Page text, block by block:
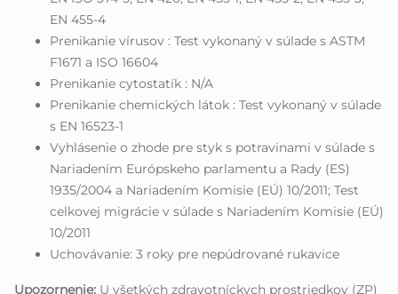
EN 455-4
Prenikanie vírusov : Test vykonaný v súlade s ASTM
F1671 a ISO 16604
Prenikanie cytostatík : N/A
Prenikanie chemických látok : Test vykonaný v súlade
s EN 16523-1
Vyhlásenie o zhode pre styk s potravinami v súlade s
Nariadením Európskeho parlamentu a Rady (ES)
1935/2004 a Nariadením Komisie (EÚ) 10/2011; Test
celkovej migrácie v súlade s Nariadením Komisie (EÚ)
10/2011
Uchovávanie: 3 roky pre nepúdrované rukavice
Upozornenie: U všetkých zdravotníckych prostriedkov (ZP)